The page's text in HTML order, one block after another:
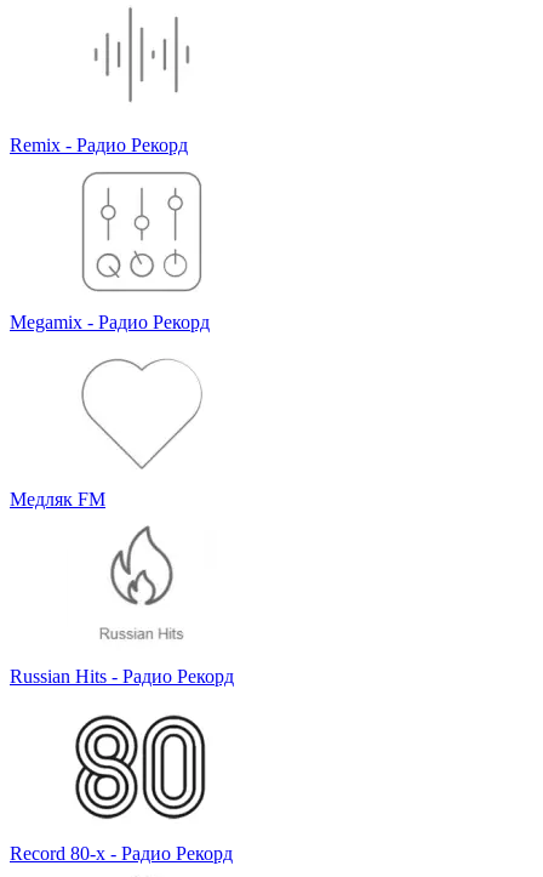
Remix - Радио Рекорд
Megamix - Радио Рекорд
Медляк FM
Russian Hits - Радио Рекорд
Record 80-х - Радио Рекорд